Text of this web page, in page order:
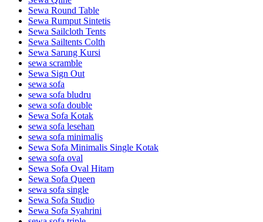
Sewa Round Table
Sewa Rumput Sintetis
Sewa Sailcloth Tents
Sewa Sailtents Colth
Sewa Sarung Kursi
sewa scramble
Sewa Sign Out
sewa sofa
sewa sofa bludru
sewa sofa double
Sewa Sofa Kotak
sewa sofa lesehan
sewa sofa minimalis
Sewa Sofa Minimalis Single Kotak
sewa sofa oval
Sewa Sofa Oval Hitam
Sewa Sofa Queen
sewa sofa single
Sewa Sofa Studio
Sewa Sofa Syahrini